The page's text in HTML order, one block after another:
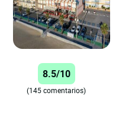
8.5/10
(145 comentarios)